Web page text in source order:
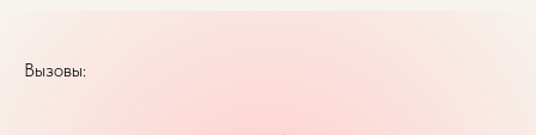
Вызовы: